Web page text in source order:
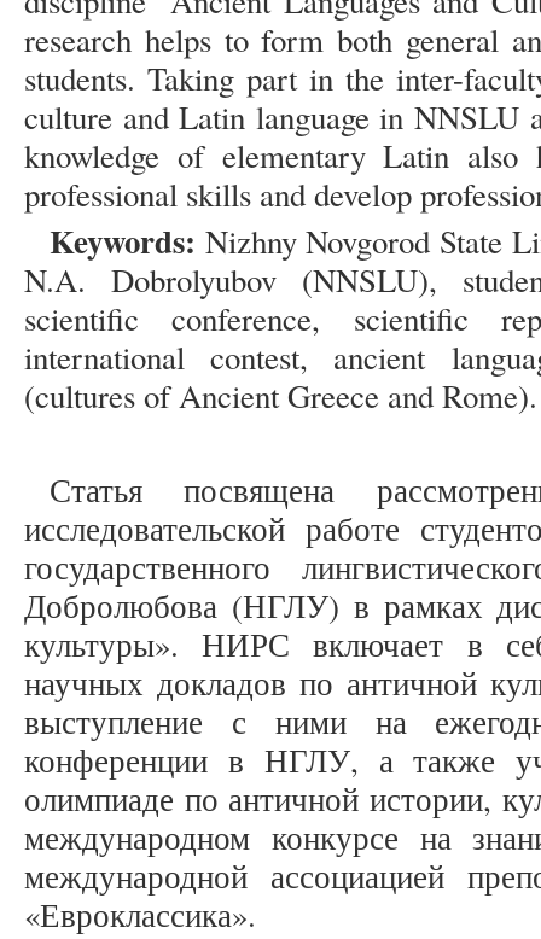
research helps to form both general
students. Taking part in the inter-
culture and Latin language in NNSLU
knowledge of elementary Latin
professional skills and develop
Keywords: Nizhny Novgorod State
N.A. Dobrolyubov (NNSLU),
scientific conference, scientific
international contest, ancient
(cultures of Ancient Greece and Rome).
Статья посвящена
исследовательской работе
государственного
Добролюбова (НГЛУ) в рамках
культуры». НИРС включает в
научных докладов по античной
выступление с ними на
конференции в НГЛУ, а также
олимпиаде по античной истории,
международном конкурсе на
международной ассоциацией
«Евроклассика».